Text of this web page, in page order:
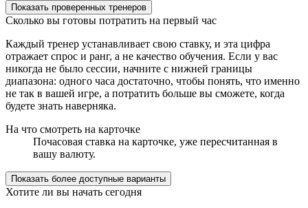
Показать проверенных тренеров
Сколько вы готовы потратить на первый час
Каждый тренер устанавливает свою ставку, и эта цифра
отражает спрос и ранг, а не качество обучения. Если у вас
никогда не было сессии, начните с нижней границы
диапазона: одного часа достаточно, чтобы понять, что именно
не так в вашей игре, а потратить больше вы сможете, когда
будете знать наверняка.
На что смотреть на карточке
Почасовая ставка на карточке, уже пересчитанная в
вашу валюту.
Показать более доступные варианты
Хотите ли вы начать сегодня